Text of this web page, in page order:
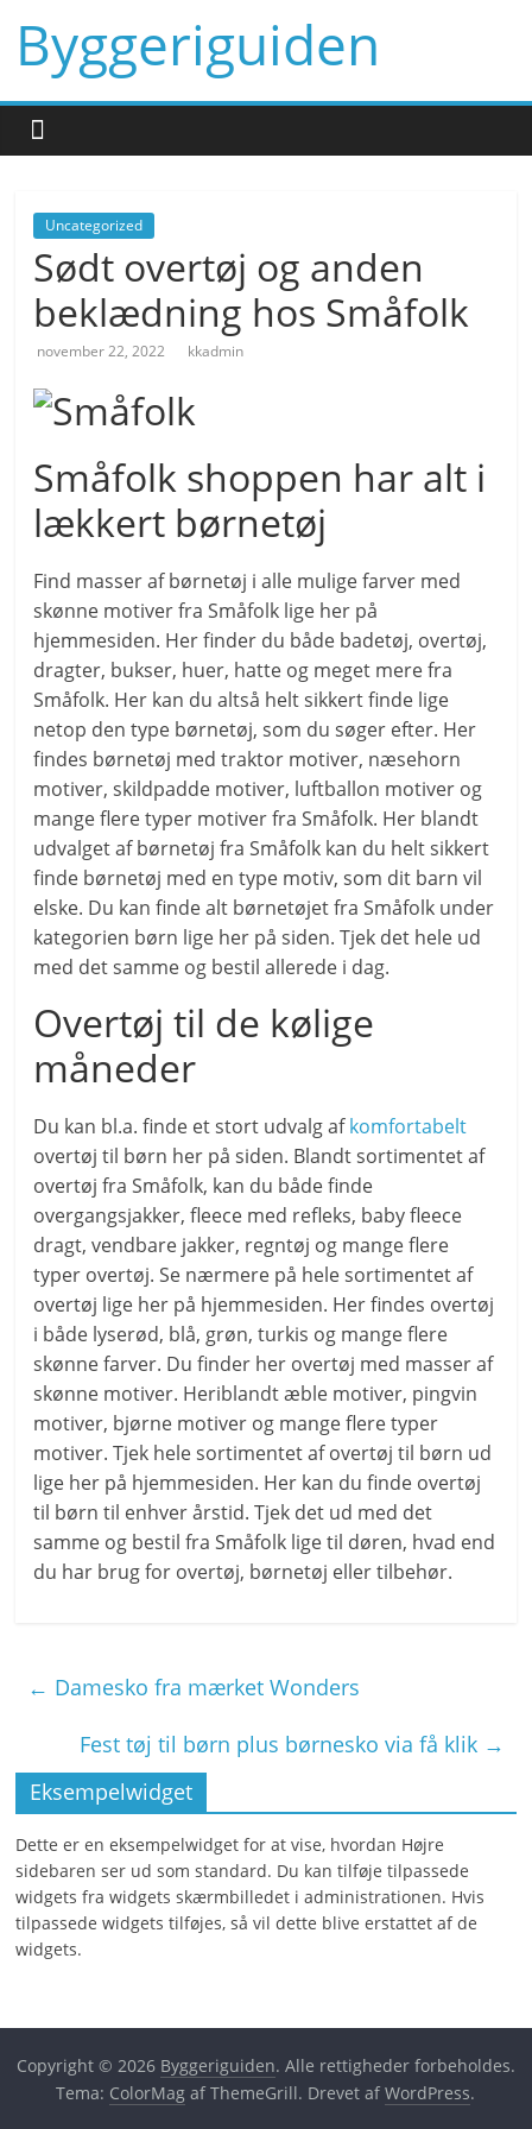
content
Byggeriguiden
Uncategorized
Sødt overtøj og anden
beklædning hos Småfolk
november 22, 2022 kkadmin
Småfolk shoppen har alt i
lækkert børnetøj
Find masser af børnetøj i alle mulige farver med
skønne motiver fra Småfolk lige her på
hjemmesiden. Her finder du både badetøj, overtøj,
dragter, bukser, huer, hatte og meget mere fra
Småfolk. Her kan du altså helt sikkert finde lige
netop den type børnetøj, som du søger efter. Her
findes børnetøj med traktor motiver, næsehorn
motiver, skildpadde motiver, luftballon motiver og
mange flere typer motiver fra Småfolk. Her blandt
udvalget af børnetøj fra Småfolk kan du helt sikkert
finde børnetøj med en type motiv, som dit barn vil
elske. Du kan finde alt børnetøjet fra Småfolk under
kategorien børn lige her på siden. Tjek det hele ud
med det samme og bestil allerede i dag.
Overtøj til de kølige
måneder
Du kan bl.a. finde et stort udvalg afkomfortabelt
overtøj til børn her på siden. Blandt sortimentet af
overtøj fra Småfolk, kan du både finde
overgangsjakker, fleece med refleks, baby fleece
dragt, vendbare jakker, regntøj og mange flere
typer overtøj. Se nærmere på hele sortimentet af
overtøj lige her på hjemmesiden. Her findes overtøj
i både lyserød, blå, grøn, turkis og mange flere
skønne farver. Du finder her overtøj med masser af
skønne motiver. Heriblandt æble motiver, pingvin
motiver, bjørne motiver og mange flere typer
motiver. Tjek hele sortimentet af overtøj til børn ud
lige her på hjemmesiden. Her kan du finde overtøj
til børn til enhver årstid. Tjek det ud med det
samme og bestil fra Småfolk lige til døren, hvad end
du har brug for overtøj, børnetøj eller tilbehør.
← Damesko fra mærket Wonders
Fest tøj til børn plus børnesko via få klik →
Eksempelwidget
Dette er en eksempelwidget for at vise, hvordan Højre
sidebaren ser ud som standard. Du kan tilføje tilpassede
widgets fra widgets skærmbilledet i administrationen. Hvis
tilpassede widgets tilføjes, så vil dette blive erstattet af de
widgets.
Copyright © 2026 Byggeriguiden. Alle rettigheder forbeholdes.
Tema: ColorMag af ThemeGrill. Drevet afWordPress.